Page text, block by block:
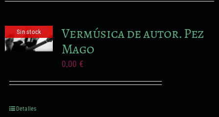
Sin stock
Vermúsica de autor. Pez
Mago
0,00 €
Detalles